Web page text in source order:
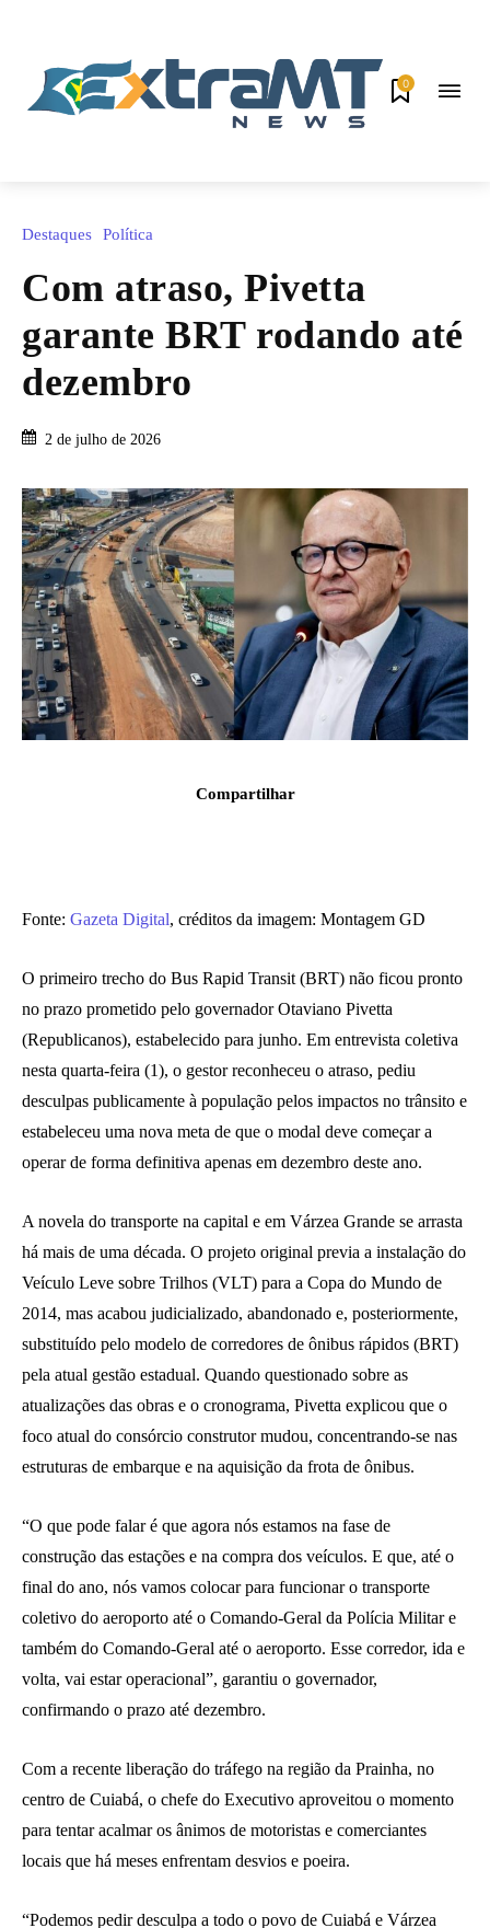
0
Destaques Política
Com atraso, Pivetta
garante BRT rodando até
dezembro
2 de julho de 2026
Compartilhar
Fonte: Gazeta Digital, créditos da imagem: Montagem GD
O primeiro trecho do Bus Rapid Transit (BRT) não ficou pronto
no prazo prometido pelo governador Otaviano Pivetta
(Republicanos), estabelecido para junho. Em entrevista coletiva
nesta quarta-feira (1), o gestor reconheceu o atraso, pediu
desculpas publicamente à população pelos impactos no trânsito e
estabeleceu uma nova meta de que o modal deve começar a
operar de forma definitiva apenas em dezembro deste ano.
A novela do transporte na capital e em Várzea Grande se arrasta
há mais de uma década. O projeto original previa a instalação do
Veículo Leve sobre Trilhos (VLT) para a Copa do Mundo de
2014, mas acabou judicializado, abandonado e, posteriormente,
substituído pelo modelo de corredores de ônibus rápidos (BRT)
pela atual gestão estadual. Quando questionado sobre as
atualizações das obras e o cronograma, Pivetta explicou que o
foco atual do consórcio construtor mudou, concentrando-se nas
estruturas de embarque e na aquisição da frota de ônibus.
“O que pode falar é que agora nós estamos na fase de
construção das estações e na compra dos veículos. E que, até o
final do ano, nós vamos colocar para funcionar o transporte
coletivo do aeroporto até o Comando-Geral da Polícia Militar e
também do Comando-Geral até o aeroporto. Esse corredor, ida e
volta, vai estar operacional”, garantiu o governador,
confirmando o prazo até dezembro.
Com a recente liberação do tráfego na região da Prainha, no
centro de Cuiabá, o chefe do Executivo aproveitou o momento
para tentar acalmar os ânimos de motoristas e comerciantes
locais que há meses enfrentam desvios e poeira.
“Podemos pedir desculpa a todo o povo de Cuiabá e Várzea